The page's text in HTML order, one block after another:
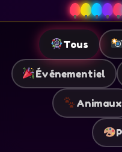
Tous
Événementiel
Animaux